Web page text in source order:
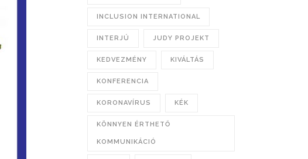
INCLUSION INTERNATIONAL
INTERJÚ JUDY PROJEKT
KEDVEZMÉNY KIVÁLTÁS
KONFERENCIA
KORONAVÍRUS KÉK
KÖNNYEN ÉRTHETŐ
KOMMUNIKÁCIÓ